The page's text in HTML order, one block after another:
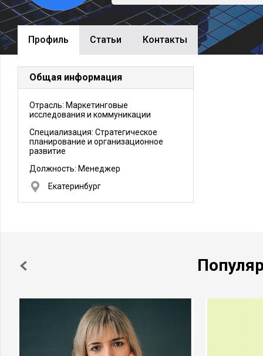
Профиль Cтатьи Контакты
Общая информация
Отрасль: Маркетинговые
исследования и коммуникации
Специализация: Стратегическое
планирование и организационное
развитие
Должность: Менеджер
Екатеринбург